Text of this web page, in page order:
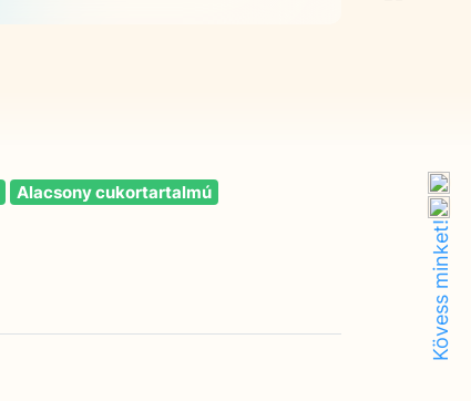
Alacsony cukortartalmú
Kövess minket!